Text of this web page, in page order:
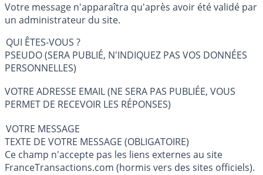
Votre message n'apparaîtra qu'après avoir été validé par
un administrateur du site.
QUI ÊTES-VOUS ?
PSEUDO (SERA PUBLIÉ, N'INDIQUEZ PAS VOS DONNÉES
PERSONNELLES)
VOTRE ADRESSE EMAIL (NE SERA PAS PUBLIÉE, VOUS
PERMET DE RECEVOIR LES RÉPONSES)
VOTRE MESSAGE
TEXTE DE VOTRE MESSAGE (OBLIGATOIRE)
Ce champ n'accepte pas les liens externes au site
FranceTransactions.com (hormis vers des sites officiels).